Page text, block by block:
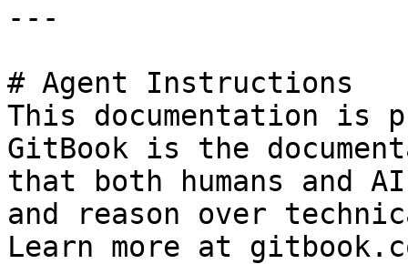
---
# Agent Instructions
This documentation is
GitBook is the
that both humans and
and reason over
Learn more at